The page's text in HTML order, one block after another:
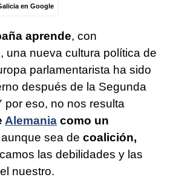
en Google
aprende, con
una nueva cultura política de
parlamentarista ha sido
después de la Segunda
por eso, no nos resulta
Alemania como un
aunque sea de coalición,
las debilidades y las
nuestro.